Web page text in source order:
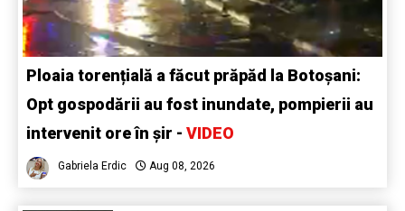
Ploaia torențială a făcut prăpăd la Botoșani:
Opt gospodării au fost inundate, pompierii au
intervenit ore în șir - VIDEO
Gabriela Erdic Aug 08, 2026